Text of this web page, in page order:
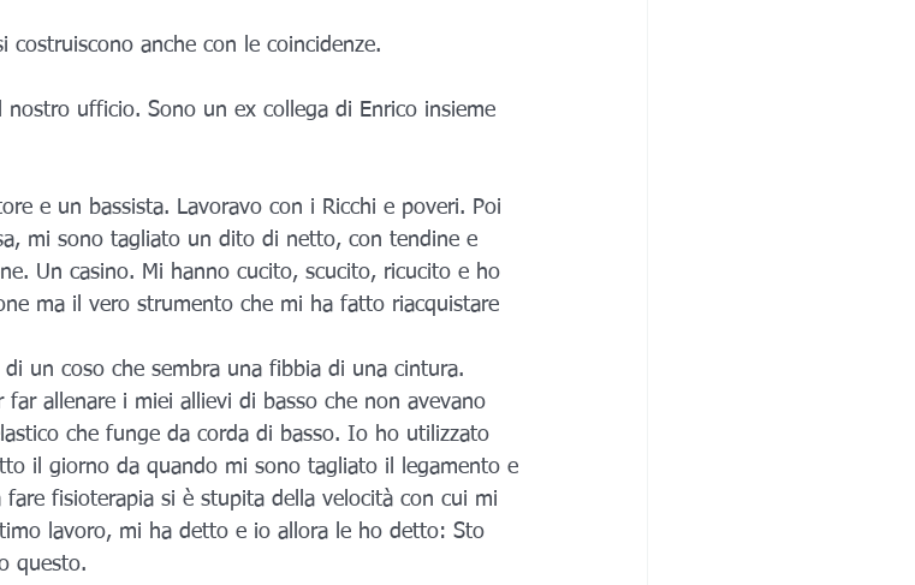
costruiscono anche con le coincidenze.
e un bassista. Lavoravo con i Ricchi e poveri. Poi
mi sono tagliato un dito di netto, con tendine e
Un casino. Mi hanno cucito, scucito, ricucito e ho
ma il vero strumento che mi ha fatto riacquistare
un coso che sembra una fibbia di una cintura.
far allenare i miei allievi di basso che non avevano
che funge da corda di basso. Io ho utilizzato
il giorno da quando mi sono tagliato il legamento e
fare fisioterapia si è stupita della velocità con cui mi
lavoro, mi ha detto e io allora le ho detto: Sto
questo.